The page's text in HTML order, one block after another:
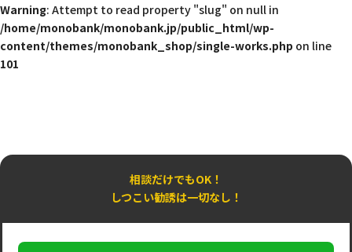
Warning: Attempt to read property "slug" on null in
/home/monobank/monobank.jp/public_html/wp-
content/themes/monobank_shop/single-works.php on line
101
相談だけでもOK！
しつこい勧誘は一切なし！